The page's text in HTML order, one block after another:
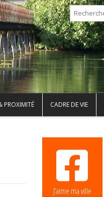
PROXIMITÉ CADRE DE VIE
J’aime ma ville